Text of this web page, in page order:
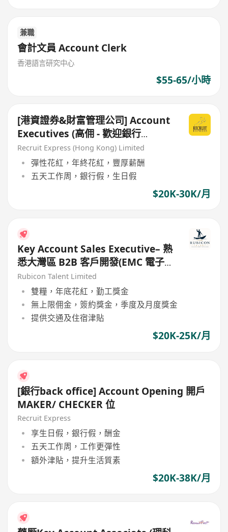
兼職
會計文員 Account Clerk
香港語言研究中心
$55-65/小時
[港資證券&財富管理公司] Account
Executives (高佣 - 歡迎銀行
branch sales / RM !!!)
Recruit Express (Hong Kong) Limited
彈性花紅，年終花紅，豐厚薪酬
五天工作周，銀行假，生日假
$20K-30K/月
Key Account Sales Executive– 熟
悉大灣區 B2B 客戶開發(EMC 電子
零件)
Rubicon Talent Limited
雙糧，年底花紅，勤工獎金
無上限佣金，簽約獎金，季度及月度獎金
提供交通及住宿津貼
$20K-25K/月
[銀行back office] Account Opening 開戶
MAKER/ CHECKER 位
Recruit Express
享生日假，銀行假，酬金
五天工作周，工作更彈性
額外津貼，提升生活質素
$20K-38K/月